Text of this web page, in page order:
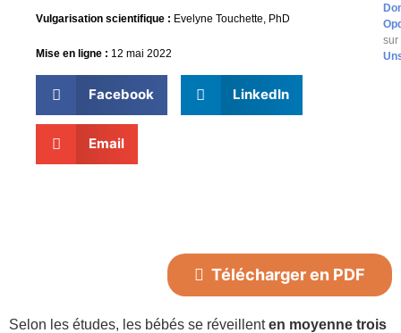
sur
Vulgarisation scientifique : Evelyne Touchette, PhD
Mise en ligne : 12 mai 2022
Facebook LinkedIn
Email
Télécharger en PDF
Selon les études, les bébés se réveillenten moyenne trois